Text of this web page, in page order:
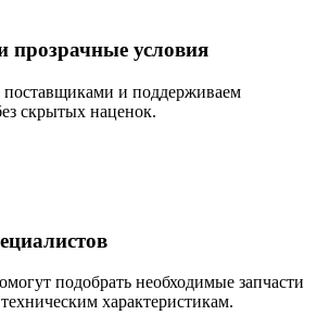
условия
и поддерживаем
скрытых наценок.
подобрать необходимые запчасти
характеристикам.